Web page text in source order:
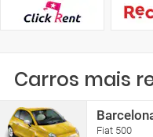
Carros mais
Fiat 500